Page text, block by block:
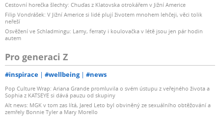
Cestovní horečka šlechty: Chuďas z Klatovska otrokářem v Jižní Americe
Filip Vondrášek: V Jižní Americe si lidé plují životem mnohem lehčeji, věci tolik
neřeší
Osvěžení ve Schladmingu: Lamy, ferraty i koulovačka v létě jsou jen pár hodin
autem
Pro generaci Z
#inspirace #wellbeing #news
Pop Culture Wrap: Ariana Grande promluvila o svém ústupu z veřejného života a
Sophia z KATSEYE si dává pauzu od skupiny
Alt news: MGK v tom zas lítá, Jared Leto byl obviněný ze sexuálního obtěžování a
zemřely Bonnie Tyler a Mary Morello